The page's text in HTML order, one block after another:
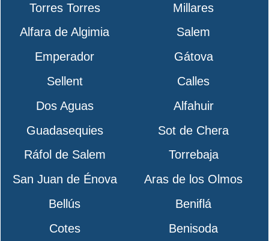
Torres Torres
Millares
Alfara de Algimia
Salem
Emperador
Gátova
Sellent
Calles
Dos Aguas
Alfahuir
Guadasequies
Sot de Chera
Ráfol de Salem
Torrebaja
San Juan de Énova
Aras de los Olmos
Bellús
Beniflá
Cotes
Benisoda